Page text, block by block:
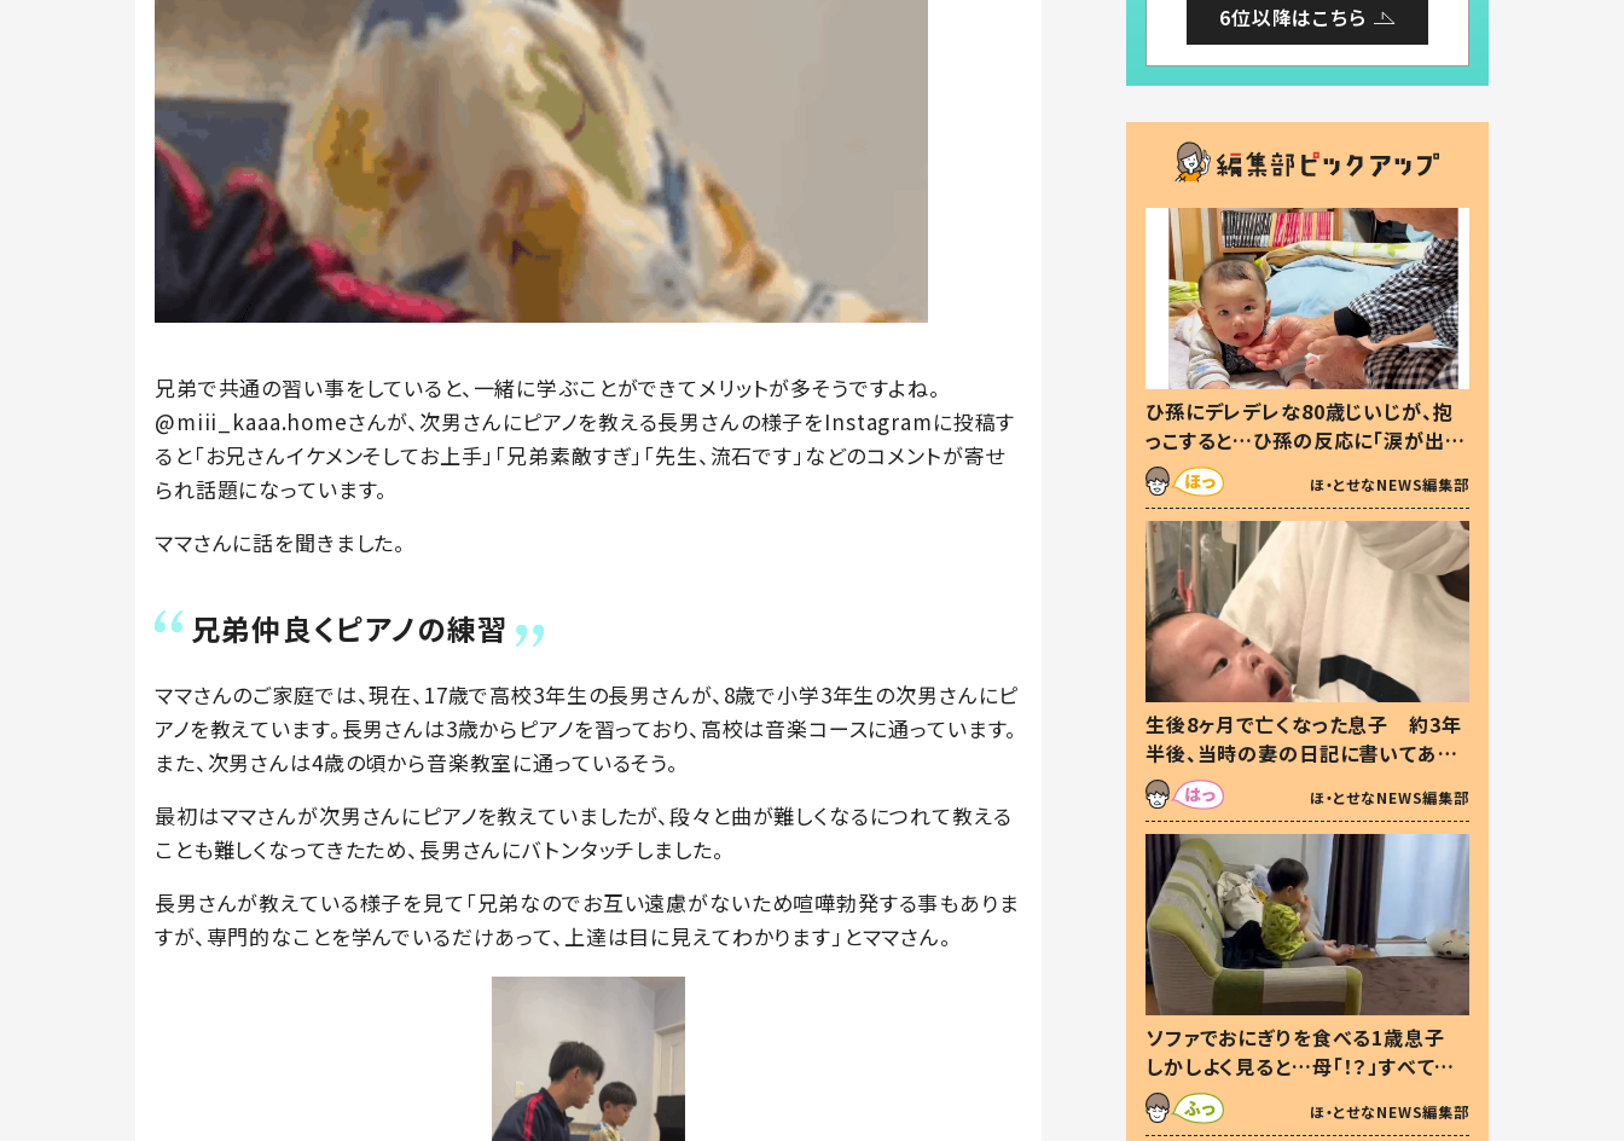
兄弟で共通の習い事をしていると、一緒に学ぶことができてメリットが多そうですよね。
@miii_kaaa.homeさんが、次男さんにピアノを教える長男さんの様子をInstagramに投稿す
ると「お兄さんイケメンそしてお上手」「兄弟素敵すぎ」「先生、流石です」などのコメントが寄せ
られ話題になっています。
ママさんに話を聞きました。
兄弟仲良くピアノの練習
ママさんのご家庭では、現在、17歳で高校3年生の長男さんが、8歳で小学3年生の次男さんにピ
アノを教えています。長男さんは3歳からピアノを習っており、高校は音楽コースに通っています。
また、次男さんは4歳の頃から音楽教室に通っているそう。
最初はママさんが次男さんにピアノを教えていましたが、段々と曲が難しくなるにつれて教える
ことも難しくなってきたため、長男さんにバトンタッチしました。
長男さんが教えている様子を見て「兄弟なのでお互い遠慮がないため喧嘩勃発する事もありま
すが、専門的なことを学んでいるだけあって、上達は目に見えてわかります」とママさん。
6位以降はこちら
ひ孫にデレデレな80歳じいじが、抱
っこすると…ひ孫の反応に「涙が出ま
した」「可愛くて仕方ない」
ほ・とせなNEWS編集部
生後8ヶ月で亡くなった息子 約3年
半後、当時の妻の日記に書いてあっ
た本音とは
ほ・とせなNEWS編集部
ソファでおにぎりを食べる1歳息子
しかしよく見ると…母「！？」すべてを
察した母の投稿に「可愛いから許
す！」「現行犯〜」
ほ・とせなNEWS編集部